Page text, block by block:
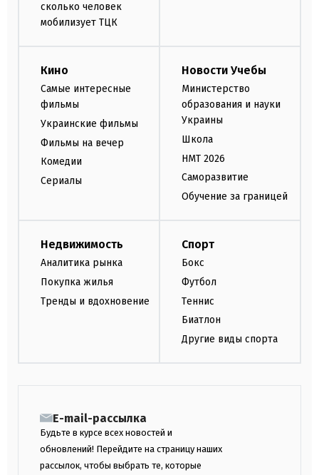
сколько человек
мобилизует ТЦК
Кино
Самые интересные
фильмы
Украинские фильмы
Фильмы на вечер
Комедии
Сериалы
Новости Учебы
Министерство
образования и науки
Украины
Школа
НМТ 2026
Саморазвитие
Обучение за границей
Недвижимость
Аналитика рынка
Покупка жилья
Тренды и вдохновение
Спорт
Бокс
Футбол
Теннис
Биатлон
Другие виды спорта
E-mail-рассылка
Будьте в курсе всех новостей и
обновлений! Перейдите на страницу наших
рассылок, чтобы выбрать те, которые